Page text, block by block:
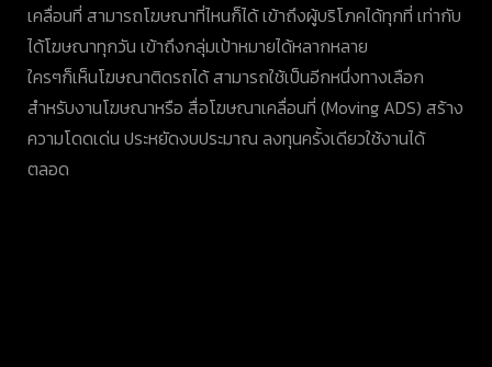
เคลื่อนที่ สามารถโฆษณาที่ไหนก็ได้ เข้าถึงผู้บริโภคได้ทุกที่ เท่ากับ
ได้โฆษณาทุกวัน เข้าถึงกลุ่มเป้าหมายได้หลากหลาย
ใครๆก็เห็นโฆษณาติดรถได้ สามารถใช้เป็นอีกหนึ่งทางเลือก
สำหรับงานโฆษณาหรือ สื่อโฆษณาเคลื่อนที่ (Moving ADS) สร้าง
ความโดดเด่น ประหยัดงบประมาณ ลงทุนครั้งเดียวใช้งานได้
ตลอด